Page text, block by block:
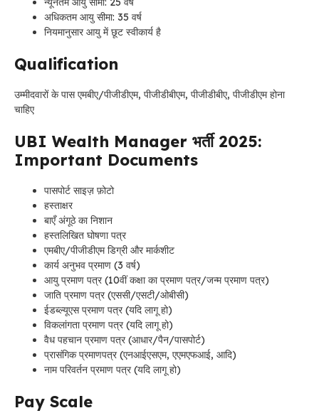
अधिकतम आयु सीमा: 35 वर्ष
नियमानुसार आयु में छूट स्वीकार्य है
Qualification
उम्मीदवारों के पास एमबीए/पीजीडीएम, पीजीडीबीएम, पीजीडीबीए, पीजीडीएम होना
चाहिए
UBI Wealth Manager भर्ती 2025:
Important Documents
पासपोर्ट साइज़ फ़ोटो
हस्ताक्षर
बाएँ अंगूठे का निशान
हस्तलिखित घोषणा पत्र
एमबीए/पीजीडीएम डिग्री और मार्कशीट
कार्य अनुभव प्रमाण (3 वर्ष)
आयु प्रमाण पत्र (10वीं कक्षा का प्रमाण पत्र/जन्म प्रमाण पत्र)
जाति प्रमाण पत्र (एससी/एसटी/ओबीसी)
ईडब्ल्यूएस प्रमाण पत्र (यदि लागू हो)
विकलांगता प्रमाण पत्र (यदि लागू हो)
वैध पहचान प्रमाण पत्र (आधार/पैन/पासपोर्ट)
प्रासंगिक प्रमाणपत्र (एनआईएसएम, एएमएफआई, आदि)
नाम परिवर्तन प्रमाण पत्र (यदि लागू हो)
Pay Scale